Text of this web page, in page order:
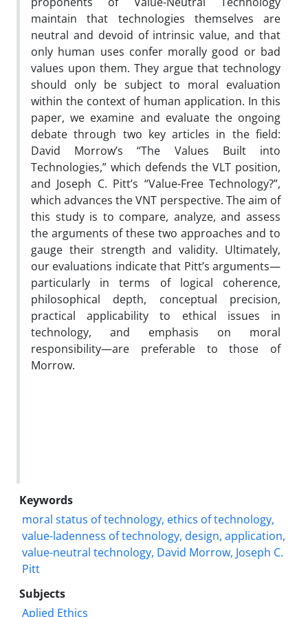
maintain that technologies themselves are
neutral and devoid of intrinsic value, and that
only human uses confer morally good or bad
values upon them. They argue that technology
should only be subject to moral evaluation
within the context of human application. In this
paper, we examine and evaluate the ongoing
debate through two key articles in the field:
David Morrow’s “The Values Built into
Technologies,” which defends the VLT position,
and Joseph C. Pitt’s “Value-Free Technology?”,
which advances the VNT perspective. The aim of
this study is to compare, analyze, and assess
the arguments of these two approaches and to
gauge their strength and validity. Ultimately,
our evaluations indicate that Pitt’s arguments—
particularly in terms of logical coherence,
philosophical depth, conceptual precision,
practical applicability to ethical issues in
technology, and emphasis on moral
responsibility—are preferable to those of
Morrow.
Keywords
moral status of technology, ethics of technology,
value-ladenness of technology, design, application,
value-neutral technology, David Morrow, Joseph C.
Pitt
Subjects
Aplied Ethics